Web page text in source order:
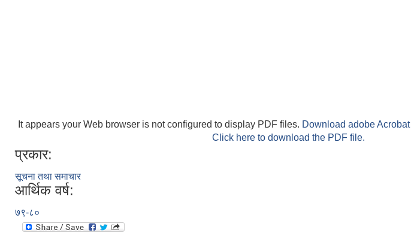
It appears your Web browser is not configured to display PDF files. Download adobe Acrobat
Click here to download the PDF file.
प्रकार:
सूचना तथा समाचार
आर्थिक वर्ष:
७९-८०